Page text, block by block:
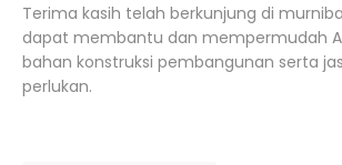
Terima kasih telah berkunjung di
dapat membantu dan mempermudah
bahan konstruksi pembangunan serta
perlukan.